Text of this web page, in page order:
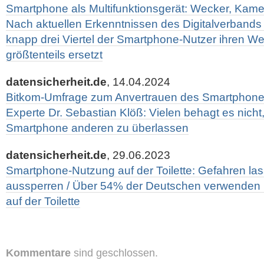
Smartphone als Multifunktionsgerät: Wecker,
Nach aktuellen Erkenntnissen des
knapp drei Viertel der Smartphone-Nutzer ihren
größtenteils ersetzt
datensicherheit.de, 14.04.2024
Bitkom-Umfrage zum Anvertrauen des
Experte Dr. Sebastian Klöß: Vielen behagt es
Smartphone anderen zu überlassen
datensicherheit.de, 29.06.2023
Smartphone-Nutzung auf der Toilette: Gefahren
aussperren / Über 54% der Deutschen
auf der Toilette
Kommentare sind geschlossen.